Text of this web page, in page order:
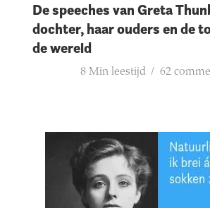
De speeches van Greta
dochter, haar ouders en de
de wereld
8 Min leestijd 62